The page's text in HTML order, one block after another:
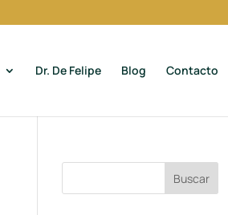
Dr. De Felipe Blog Contacto